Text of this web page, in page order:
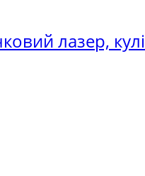
лазер,